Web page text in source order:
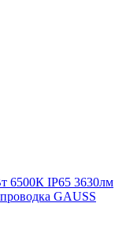
6500К IP65 3630лм
GAUSS